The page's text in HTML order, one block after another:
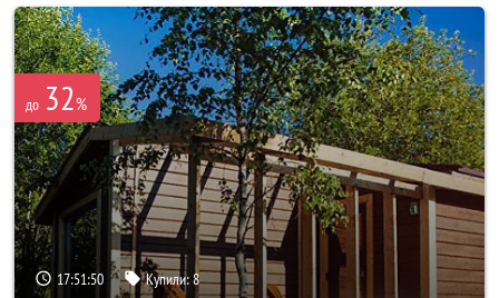
до 32%
17:51:47 Купили:8